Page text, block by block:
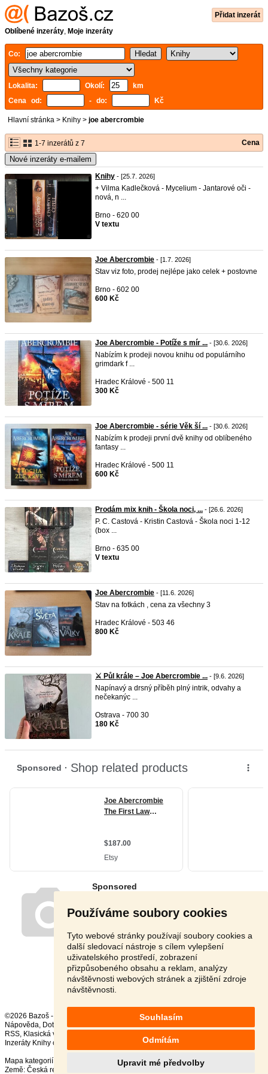
Používáme soubory cookies
Tyto webové stránky používají soubory cookies a
další sledovací nástroje s cílem vylepšení
uživatelského prostředí, zobrazení
přizpůsobeného obsahu a reklam, analýzy
návštěvnosti webových stránek a zjištění zdroje
návštěvnosti.
Souhlasím
Odmítám
Upravit mé předvolby
Přidat inzerát
Oblíbené inzeráty, Moje inzeráty
Co:
Lokalita: Okolí:
km
Cena od:
- do: Kč
Hlavní stránka > Knihy > joe abercrombie
1-7 inzerátů z 7 Cena
Nové inzeráty e-mailem
Knihy - [25.7. 2026]
+ Vilma Kadlečková - Mycelium - Jantarové oči -
nová, n ...
Brno - 620 00
V textu
Joe Abercrombie - [1.7. 2026]
Stav viz foto, prodej nejlépe jako celek + postovne
Brno - 602 00
600 Kč
Joe Abercrombie - Potíže s mír ... - [30.6. 2026]
Nabízím k prodeji novou knihu od populárního
grimdark f ...
Hradec Králové - 500 11
300 Kč
Joe Abercrombie - série Věk ší ... - [30.6. 2026]
Nabízím k prodeji první dvě knihy od oblíbeného
fantasy ...
Hradec Králové - 500 11
600 Kč
Prodám mix knih - Škola noci, ... - [26.6. 2026]
P. C. Castová - Kristin Castová - Škola noci 1-12
(box ...
Brno - 635 00
V textu
Joe Abercrombie - [11.6. 2026]
Stav na fotkách , cena za všechny 3
Hradec Králové - 503 46
800 Kč
⚔️ Půl krále – Joe Abercrombie ... - [9.6. 2026]
Napínavý a drsný příběh plný intrik, odvahy a
nečekanýc ...
Ostrava - 700 30
180 Kč
©2026 Bazoš -
Nápověda, Dotazy ,
,
RSS,
Inzeráty Knihy celkem:
, za 24 hodin:629
Mapa kategorií
Nejvyhledávanější výrazy
Země: Česká republika Polsko Rakousko